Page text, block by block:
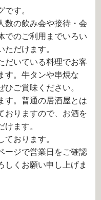
す。
数の飲み会や接待・会
でのご利用までいろい
だけます。
だいている料理でお客
す。牛タンや串焼な
ご賞味ください。
す。普通の居酒屋とは
おりますので、お酒を
ます。
おります。
ージで営業日をご確認
しくお願い申し上げま